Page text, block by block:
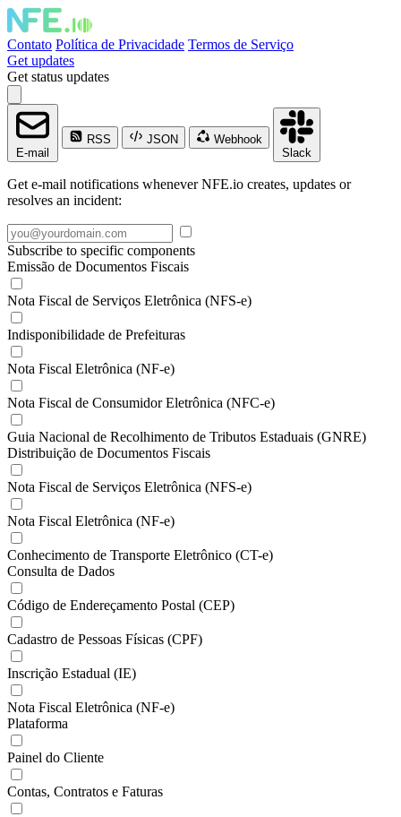
Contato Política de Privacidade Termos de Serviço
Get updates
Get status updates
E-mail
RSS JSON
Webhook
Slack
Get e-mail notifications whenever NFE.io creates, updates or
resolves an incident:
Subscribe to specific components
Emissão de Documentos Fiscais
Nota Fiscal de Serviços Eletrônica (NFS-e)
Indisponibilidade de Prefeituras
Nota Fiscal Eletrônica (NF-e)
Nota Fiscal de Consumidor Eletrônica (NFC-e)
Guia Nacional de Recolhimento de Tributos Estaduais (GNRE)
Distribuição de Documentos Fiscais
Nota Fiscal de Serviços Eletrônica (NFS-e)
Nota Fiscal Eletrônica (NF-e)
Conhecimento de Transporte Eletrônico (CT-e)
Consulta de Dados
Código de Endereçamento Postal (CEP)
Cadastro de Pessoas Físicas (CPF)
Inscrição Estadual (IE)
Nota Fiscal Eletrônica (NF-e)
Plataforma
Painel do Cliente
Contas, Contratos e Faturas